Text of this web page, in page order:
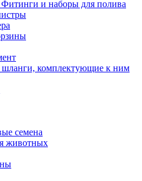
Фитинги и наборы для полива
комплектующие к ним
семена
животных